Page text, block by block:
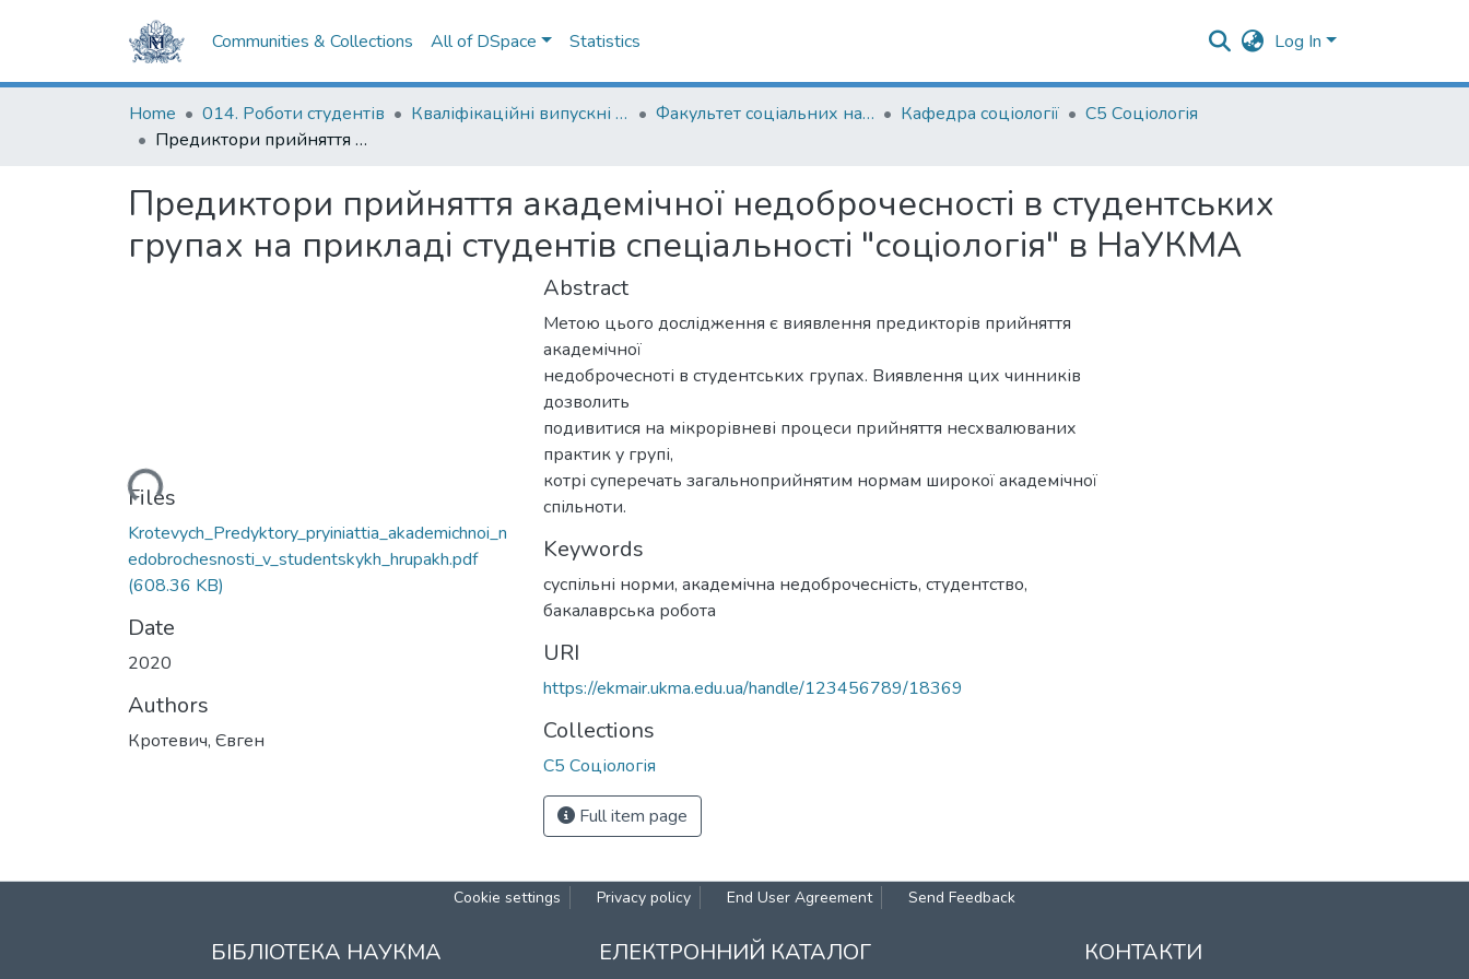
Communities & Collections All of DSpace Statistics Log In
Home 014. Роботи студентів Кваліфікаційні випускні роботи здобувачів вищої освіти бакалаврських програм Факультет соціальних наук і соціальних технологій Кафедра соціології
С5 Соціологія
Предиктори прийняття академічної недоброчесності в студентських групах на прикладі студентів спеціальності "соціологія" в НаУКМА
Предиктори прийняття академічної недоброчесності в студентських
групах на прикладі студентів спеціальності "соціологія" в НаУКМА
Loading...
Files
Krotevych_Predyktory_pryiniattia_akademichnoi_n
edobrochesnosti_v_studentskykh_hrupakh.pdf
(608.36 KB)
Date
2020
Authors
Кротевич, Євген
Abstract
Метою цього дослідження є виявлення предикторів прийняття
академічної
недоброчесноті в студентських групах. Виявлення цих чинників
дозволить
подивитися на мікрорівневі процеси прийняття несхвалюваних
практик у групі,
котрі суперечать загальноприйнятим нормам широкої академічної
спільноти.
Keywords
суспільні норми, академічна недоброчесність, студентство,
бакалаврська робота
URI
https://ekmair.ukma.edu.ua/handle/123456789/18369
Collections
С5 Соціологія
Full item page
Cookie settings Privacy policy End User Agreement Send Feedback
БІБЛІОТЕКА НАУКМА ЕЛЕКТРОННИЙ КАТАЛОГ КОНТАКТИ